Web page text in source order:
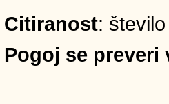
Citiranost:
Pogoj se preveri